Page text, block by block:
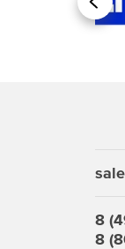
Назад
8
8